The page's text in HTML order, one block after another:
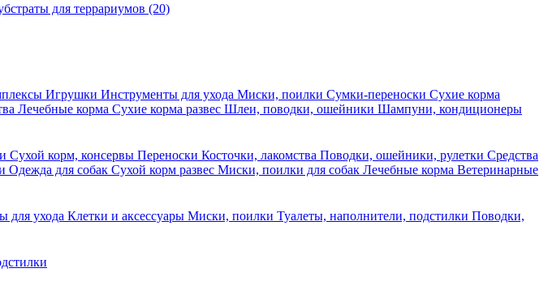
для террариумов (20)
Игрушки Инструменты для ухода Миски, поилки Сумки-переноски Сухие корма
Лечебные корма Сухие корма развес Шлеи, поводки, ошейники Шампуни, кондиционеры
Сухой корм, консервы Переноски Косточки, лакомства Поводки, ошейники, рулетки Средства
Одежда для собак Сухой корм развес Миски, поилки для собак Лечебные корма Ветеринарные
для ухода Клетки и аксессуары Миски, поилки Туалеты, наполнители, подстилки Поводки,